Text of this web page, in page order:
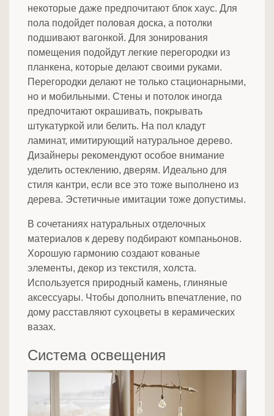
некоторые даже предпочитают блок хаус. Для
пола подойдет половая доска, а потолки
подшивают вагонкой. Для зонирования
помещения подойдут легкие перегородки из
планкена, которые делают своими руками.
Перегородки делают не только стационарными,
но и мобильными. Стены и потолок иногда
предпочитают окрашивать, покрывать
штукатуркой или белить. На пол кладут
ламинат, имитирующий натуральное дерево.
Дизайнеры рекомендуют особое внимание
уделить остеклению, дверям. Идеально для
стиля кантри, если все это тоже выполнено из
дерева. Эстетичные имитации тоже допустимы.
В сочетаниях натуральных отделочных
материалов к дереву подбирают компаньонов.
Хорошую гармонию создают кованые
элементы, декор из текстиля, холста.
Используется природный камень, глиняные
аксессуары. Чтобы дополнить впечатление, по
дому расставляют сухоцветы в керамических
вазах.
Система освещения